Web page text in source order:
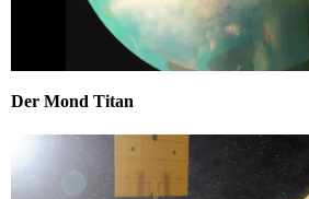
Der Mond Titan